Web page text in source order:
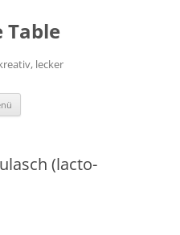
Table
lecker
(lacto-